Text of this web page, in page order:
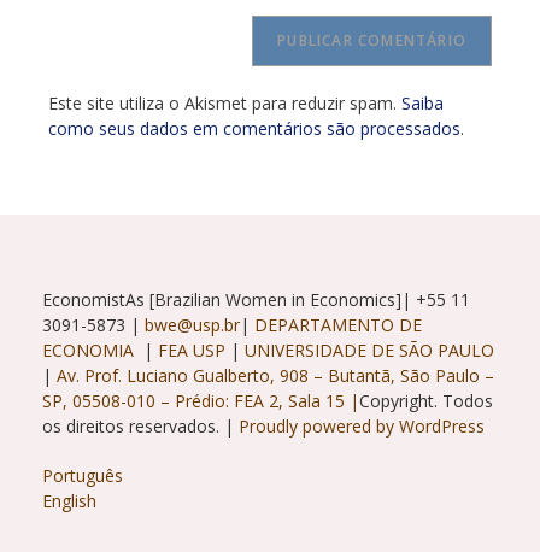
(opcional)
Este site utiliza o Akismet para reduzir spam. Saiba
como seus dados em comentários são processados.
EconomistAs [Brazilian Women in Economics]| +55 11
3091-5873 | bwe@usp.br| DEPARTAMENTO DE
ECONOMIA | FEA USP | UNIVERSIDADE DE SÃO PAULO
| Av. Prof. Luciano Gualberto, 908 – Butantã, São Paulo –
SP, 05508-010 – Prédio: FEA 2, Sala 15 |Copyright. Todos
os direitos reservados. | Proudly powered by WordPress
Português
English